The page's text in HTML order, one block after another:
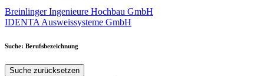
Beitragsnavigation
Breinlinger Ingenieure Hochbau GmbH
IDENTA Ausweissysteme GmbH
Suche: Berufsbezeichnung
Suche zurücksetzen